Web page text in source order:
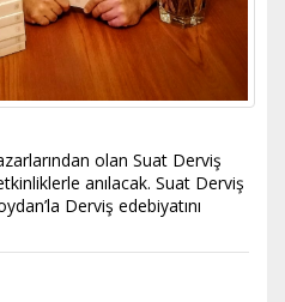
olan Suat Derviş
anılacak. Suat Derviş
Derviş edebiyatını